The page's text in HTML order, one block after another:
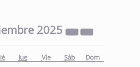
2025
Jue Vie Sáb Dom